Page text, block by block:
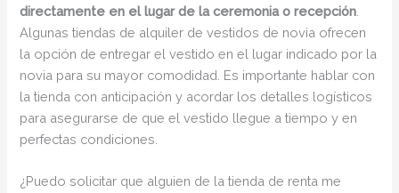
directamente en el lugar de la ceremonia o recepción
Algunas tiendas de alquiler de vestidos de novia ofrecen
la opción de entregar el vestido en el lugar indicado por la
novia para su mayor comodidad. Es importante hablar con
la tienda con anticipación y acordar los detalles logísticos
para asegurarse de que el vestido llegue a tiempo y en
perfectas condiciones.
¿Puedo solicitar que alguien de la tienda de renta me